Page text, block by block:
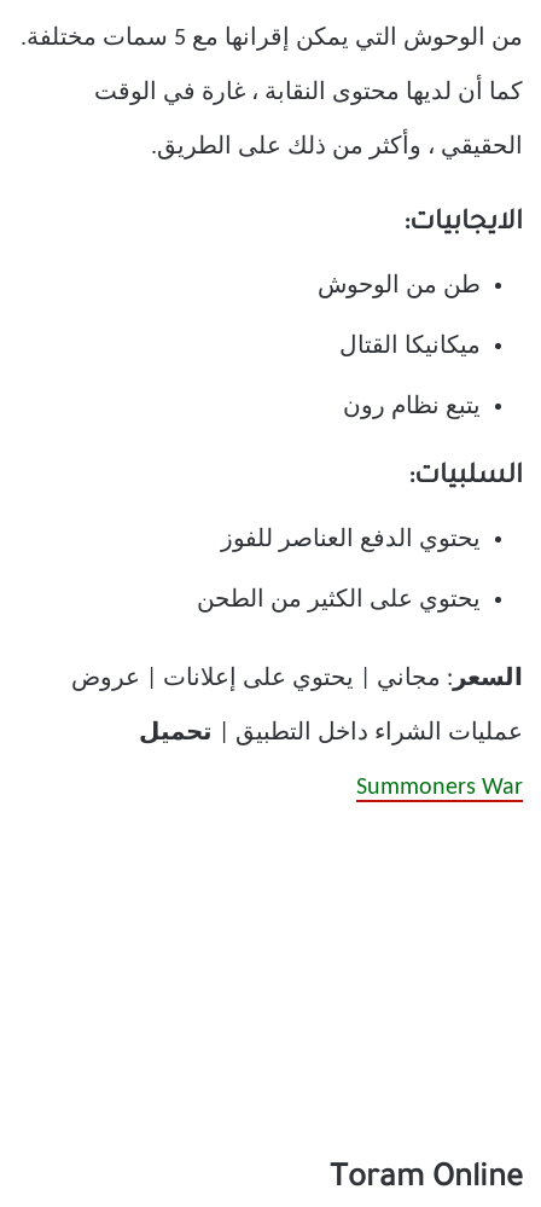
من الوحوش التي يمكن إقرانها مع 5 سمات مختلفة.
كما أن لديها محتوى النقابة ، غارة في الوقت
الحقيقي ، وأكثر من ذلك على الطريق.
الايجابيات:
طن من الوحوش
ميكانيكا القتال
يتبع نظام رون
السلبيات:
يحتوي الدفع العناصر للفوز
يحتوي على الكثير من الطحن
السعر : مجاني | يحتوي على إعلانات | عروض
عمليات الشراء داخل التطبيق | تحميل
Summoners War
Toram Online